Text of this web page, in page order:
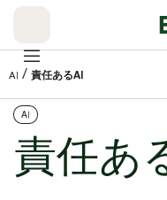
AI / 責任あるAI
AI
責任あ